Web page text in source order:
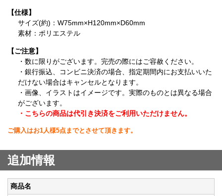
【仕様】
サイズ(約)：W75mm×H120mm×D60mm
素材：ポリエステル
【ご注意】
・数に限りがございます。完売の際にはご容赦ください。
・銀行振込、コンビニ決済の場合、指定期間内にお支払いいた
だけない場合はキャンセルとなります。
・画像、イラストはイメージです。実際のものとは異なる場合
がございます。
・こちらの商品は代引き決済をご利用いただけません。
ご購入はお1人様5点までとさせて頂きます。
追加情報
商品名